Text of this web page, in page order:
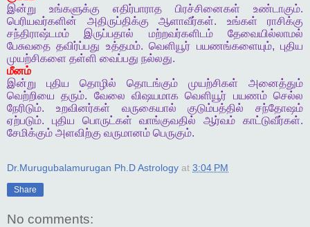
இன்று
உங்களுக்கு எதிர்பாராத பிரச்சினைகள் உண்டாகும்.
பெரியவர்களின்
அதிருப்திக்கு ஆளாவீர்கள். உங்கள்
ராசிக்கு
சந்திராஷ்டமம்
இருப்பதால் மற்றவர்களிடம்
தேவையில்லாமல்
பேசுவதை தவிர்ப்பது உத்தமம்.வெளியூர் பயணங்களையும்,புதிய
முயற்சிகளை தள்ளி வைப்பது நல்லது.
மீனம்
இன்று
புதிய தொழில் தொடங்கும் முயற்சிகள்
அனைத்தும்
வெற்றியை
தரும். வேலை விஷயமாக வெளியூர் பயணம் செல்ல
நேரிடும். உறவினர்கள் வருகையால் குடும்பத்தில்
சந்தோஷம்
ஏற்படும். புதிய பொருட்கள் வாங்குவதில் ஆர்வம் காட்டுவீர்கள்.
சேமிக்கும் அளவிற்கு வருமானம் பெருகும்.
Dr.Murugubalamurugan Ph.D Astrology at 3:04 PM
Share
No comments: